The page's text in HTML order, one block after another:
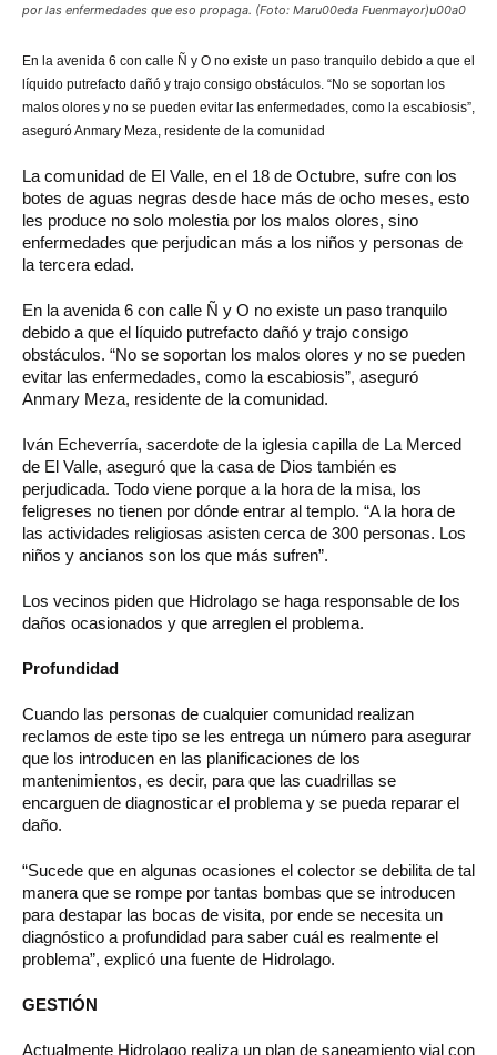
por las enfermedades que eso propaga. (Foto: Maru00eda Fuenmayor)u00a0
En la avenida 6 con calle Ñ y O no existe un paso tranquilo debido a que el
líquido putrefacto dañó y trajo consigo obstáculos. “No se soportan los
malos olores y no se pueden evitar las enfermedades, como la escabiosis”,
aseguró Anmary Meza, residente de la comunidad
La comunidad de El Valle, en el 18 de Octubre, sufre con los
botes de aguas negras desde hace más de ocho meses, esto
les produce no solo molestia por los malos olores, sino
enfermedades que perjudican más a los niños y personas de
la tercera edad.
En la avenida 6 con calle Ñ y O no existe un paso tranquilo
debido a que el líquido putrefacto dañó y trajo consigo
obstáculos. “No se soportan los malos olores y no se pueden
evitar las enfermedades, como la escabiosis”, aseguró
Anmary Meza, residente de la comunidad.
Iván Echeverría, sacerdote de la iglesia capilla de La Merced
de El Valle, aseguró que la casa de Dios también es
perjudicada. Todo viene porque a la hora de la misa, los
feligreses no tienen por dónde entrar al templo. “A la hora de
las actividades religiosas asisten cerca de 300 personas. Los
niños y ancianos son los que más sufren”.
Los vecinos piden que Hidrolago se haga responsable de los
daños ocasionados y que arreglen el problema.
Profundidad
Cuando las personas de cualquier comunidad realizan
reclamos de este tipo se les entrega un número para asegurar
que los introducen en las planificaciones de los
mantenimientos, es decir, para que las cuadrillas se
encarguen de diagnosticar el problema y se pueda reparar el
daño.
“Sucede que en algunas ocasiones el colector se debilita de tal
manera que se rompe por tantas bombas que se introducen
para destapar las bocas de visita, por ende se necesita un
diagnóstico a profundidad para saber cuál es realmente el
problema”, explicó una fuente de Hidrolago.
GESTIÓN
Actualmente Hidrolago realiza un plan de saneamiento vial con